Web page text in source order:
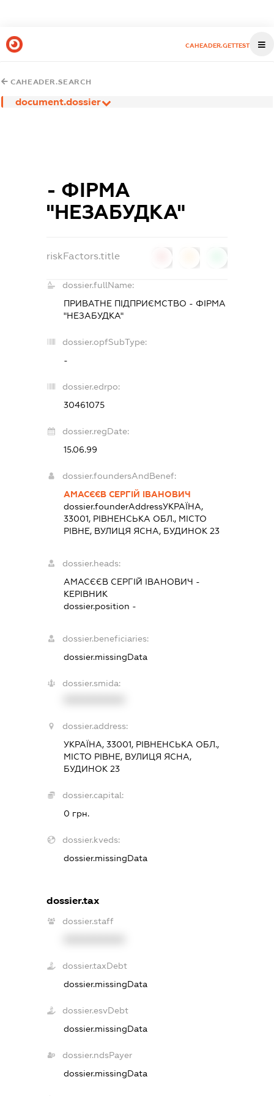
CAHEADER.GETTEST
CAHEADER.SEARCH
document.dossier
- ФІРМА
"НЕЗАБУДКА"
riskFactors.title
dossier.fullName:
ПРИВАТНЕ ПІДПРИЄМСТВО - ФІРМА
"НЕЗАБУДКА"
dossier.opfSubType:
-
dossier.edrpo:
30461075
dossier.regDate:
15.06.99
dossier.foundersAndBenef:
АМАСЄЄВ СЕРГІЙ ІВАНОВИЧ
dossier.founderAddressУКРАЇНА,
33001, РІВНЕНСЬКА ОБЛ., МІСТО
РІВНЕ, ВУЛИЦЯ ЯСНА, БУДИНОК 23
dossier.heads:
АМАСЄЄВ СЕРГІЙ ІВАНОВИЧ -
КЕРІВНИК
dossier.position -
dossier.beneficiaries:
dossier.missingData
dossier.smida:
dossier.address:
УКРАЇНА, 33001, РІВНЕНСЬКА ОБЛ.,
МІСТО РІВНЕ, ВУЛИЦЯ ЯСНА,
БУДИНОК 23
dossier.capital:
0 грн.
dossier.kveds:
dossier.missingData
dossier.tax
dossier.staff
dossier.taxDebt
dossier.missingData
dossier.esvDebt
dossier.missingData
dossier.ndsPayer
dossier.missingData